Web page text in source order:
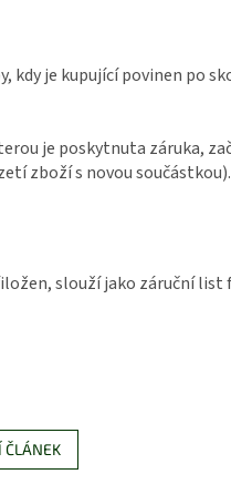
kdy je kupující povinen po
je poskytnuta záruka,
zboží s novou součástkou).
slouží jako záruční list
ČLÁNEK